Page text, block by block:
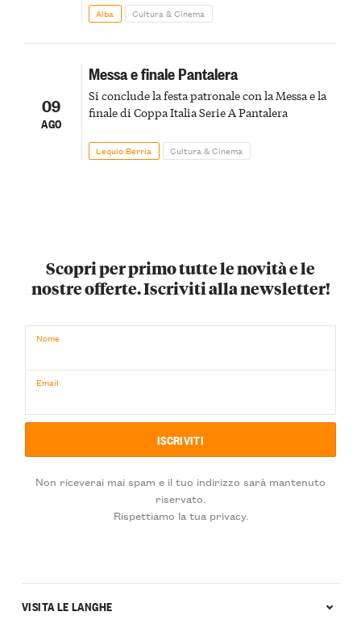
Alba Cultura & Cinema
09
AGO
Messa e finale Pantalera
Si conclude la festa patronale con la Messa e la
finale di Coppa Italia Serie A Pantalera
Lequio Berria Cultura & Cinema
Scopri per primo tutte le novità e le
nostre offerte. Iscriviti alla newsletter!
Nome
Email
Non riceverai mai spam e il tuo indirizzo sarà mantenuto
riservato.
Rispettiamo la tua privacy.
VISITA LE LANGHE